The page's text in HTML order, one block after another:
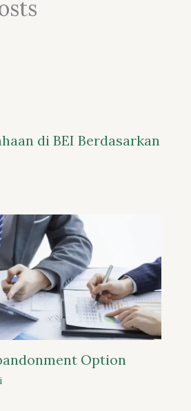
di BEI Berdasarkan
Option